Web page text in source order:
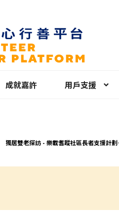
成就嘉許 用戶支援
獨居雙老探訪 - 樂載耆蹤社區長者支援計劃